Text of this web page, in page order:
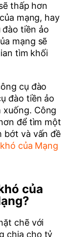
thấp hơn
mạng, hay
đào tiền ảo
mạng sẽ
tìm khối
cụ đào
đào tiền ảo
xuống. Công
để tìm một
bớt và vấn đề
của Mạng
của
chẽ với
chia cho tỷ